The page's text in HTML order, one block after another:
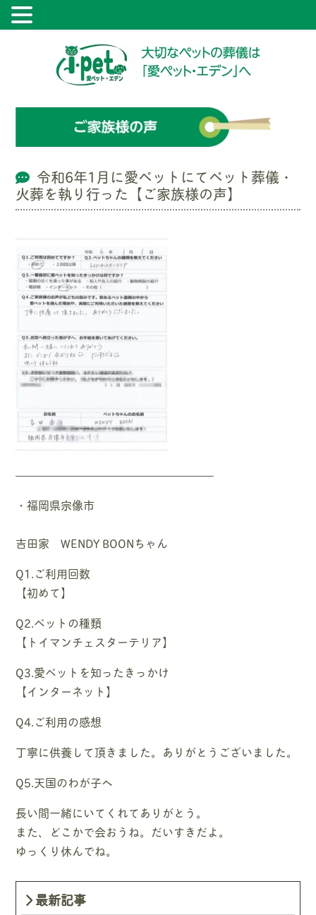
令和6年1月に愛ペットにてペット葬儀・
火葬を執り行った【ご家族様の声】
—————————————————–
・福岡県宗像市
吉田家 WENDY BOONちゃん
Q1.ご利用回数
【初めて】
Q2.ペットの種類
【トイマンチェスターテリア】
Q3.愛ペットを知ったきっかけ
【インターネット】
Q4.ご利用の感想
丁寧に供養して頂きました。ありがとうございました。
Q5.天国のわが子へ
長い間一緒にいてくれてありがとう。
また、どこかで会おうね。だいすきだよ。
ゆっくり休んでね。
最新記事